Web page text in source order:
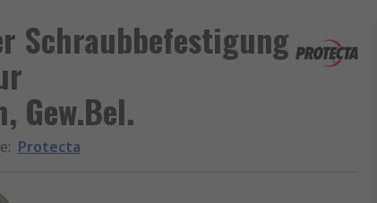
Schraubbefestigung
Gew.Bel.
: Protecta